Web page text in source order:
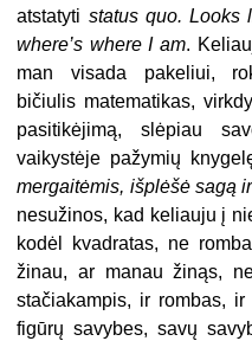
atstatyti status quo. Looks
where’s where I am.
man visada pakeliui,
bičiulis matematikas,
pasitikėjimą, slėpiau
vaikystėje pažymių
mergaitėmis, išplėšė sagą
nesužinos, kad keliauju į
kodėl kvadratas, ne
žinau, ar manau žinąs,
stačiakampis, ir rombas,
figūrų savybes, savų